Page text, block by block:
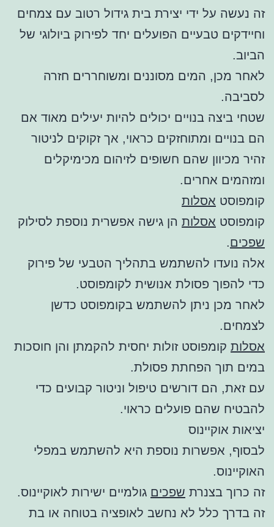
זה נעשה על ידי יצירת בית גידול רטוב עם צמחים
וחיידקים טבעיים הפועלים יחד לפירוק ביולוגי של
הביוב.
לאחר מכן, המים מסוננים ומשוחררים חזרה
לסביבה.
שטחי ביצה בנויים יכולים להיות יעילים מאוד אם
הם בנויים ומתוחזקים כראוי, אך זקוקים לניטור
זהיר מכיוון שהם חשופים לזיהום מכימיקלים
ומזהמים אחרים.
קומפוסט אסלות
קומפוסט אסלות הן גישה אפשרית נוספת לסילוק
שפכים.
אלה נועדו להשתמש בתהליך הטבעי של פירוק
כדי להפוך פסולת אנושית לקומפוסט.
לאחר מכן ניתן להשתמש בקומפוסט כדשן
לצמחים.
אסלות קומפוסט זולות יחסית להקמתן והן חוסכות
במים תוך הפחתת פסולת.
עם זאת, הם דורשים טיפול וניטור קבועים כדי
להבטיח שהם פועלים כראוי.
יציאות אוקיינוס
לבסוף, אפשרות נוספת היא להשתמש במפלי
האוקיינוס.
זה כרוך בצנרת שפכים גולמיים ישירות לאוקיינוס.
זה בדרך כלל לא נחשב לאופציה בטוחה או בת